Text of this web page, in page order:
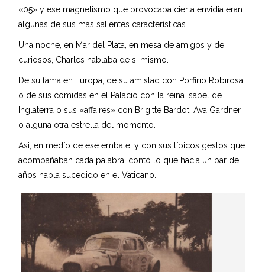
«05» y ese magnetismo que provocaba cierta envidia eran
algunas de sus más salientes características.
Una noche, en Mar del Plata, en mesa de amigos y de
curiosos, Charles hablaba de si mismo.
De su fama en Europa, de su amistad con Porfirio Robirosa
o de sus comidas en el Palacio con la reina Isabel de
Inglaterra o sus «affaires» con Brigitte Bardot, Ava Gardner
o alguna otra estrella del momento.
Asi, en medío de ese embale, y con sus típicos gestos que
acompañaban cada palabra, contó lo que hacia un par de
años habla sucedido en el Vaticano.